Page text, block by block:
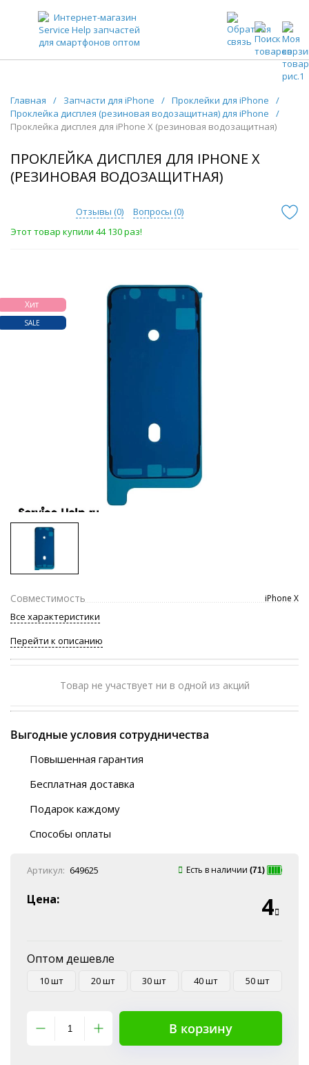
ЗАПЧАСТИ ДЛЯ ТЕЛЕФОНОВ ОПТОМ
Главная / Запчасти для iPhone / Проклейки для iPhone
/
Проклейка дисплея (резиновая водозащитная) для iPhone
/
Проклейка дисплея для iPhone X (резиновая водозащитная)
ПРОКЛЕЙКА ДИСПЛЕЯ ДЛЯ IPHONE X
(РЕЗИНОВАЯ ВОДОЗАЩИТНАЯ)
Отзывы (0) Вопросы (0)
Этот товар купили 44 130 раз!
Хит
SALE
Совместимость iPhone X
Все характеристики
Перейти к описанию
Товар не участвует ни в одной из акций
Выгодные условия сотрудничества
Повышенная гарантия
Бесплатная доставка
Автобусы (по ЮФО)
“BlaBlaCar” (по ЮФО)
Подарок каждому
Способы оплаты
Наличные
Эквайринг
Артикул: 649625 Есть в наличии (71)
Цена: 4
Оптом дешевле
10 шт 20 шт 30 шт 40 шт 50 шт
В корзину